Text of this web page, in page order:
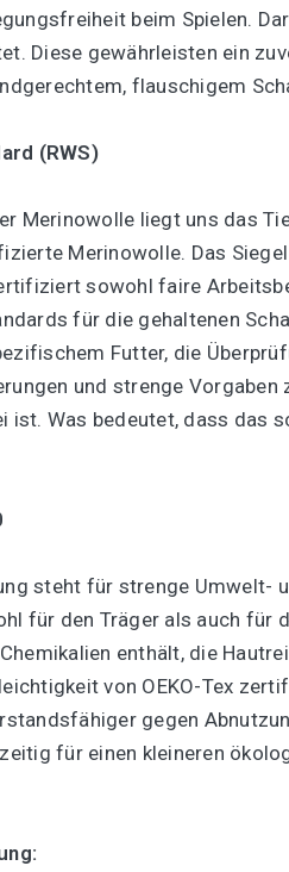
beim Spielen.
Diese gewährleisten ein
flauschigem
(RWS)
Merinowolle liegt uns das
Merinowolle. Das
sowohl faire
für die gehaltenen
Futter, die
und strenge
ist. Was bedeutet, dass das
steht für strenge
für den Träger als auch für
enthält, die
von OEKO-Tex
gegen
für einen kleineren